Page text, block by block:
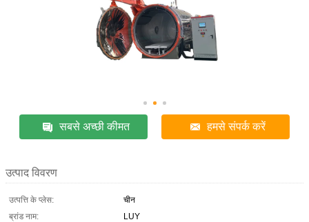
सबसे अच्छी कीमत हमसे संपर्क करें
उत्पाद विवरण
उत्पत्ति के प्लेस:
चीन
ब्रांड नाम:
LUY